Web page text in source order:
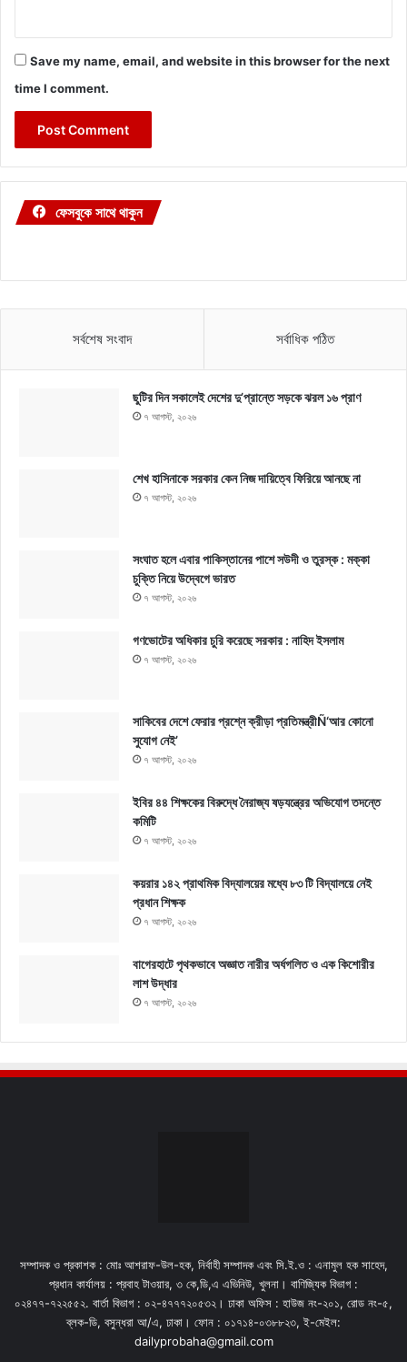
Save my name, email, and website in this browser for the next
time I comment.
ফেসবুকে সাথে থাকুন
সর্বশেষ সংবাদ সর্বাধিক পঠিত
ছুটির দিন সকালেই দেশের দু’প্রান্তে সড়কে ঝরল ১৬ প্রাণ
৭ আগস্ট, ২০২৬
শেখ হাসিনাকে সরকার কেন নিজ দায়িত্বে ফিরিয়ে আনছে না
৭ আগস্ট, ২০২৬
সংঘাত হলে এবার পাকিস্তানের পাশে সউদী ও তুরস্ক : মক্কা
চুক্তি নিয়ে উদ্বেগে ভারত
৭ আগস্ট, ২০২৬
গণভোটের অধিকার চুরি করেছে সরকার : নাহিদ ইসলাম
৭ আগস্ট, ২০২৬
সাকিবের দেশে ফেরার প্রশ্নে ক্রীড়া প্রতিমন্ত্রীÑ‘আর কোনো
সুযোগ নেই’
৭ আগস্ট, ২০২৬
ইবির ৪৪ শিক্ষকের বিরুদ্ধে নৈরাজ্য ষড়যন্ত্রের অভিযোগ তদন্তে
কমিটি
৭ আগস্ট, ২০২৬
কয়রার ১৪২ প্রাথমিক বিদ্যালয়ের মধ্যে ৮৩ টি বিদ্যালয়ে নেই
প্রধান শিক্ষক
৭ আগস্ট, ২০২৬
বাগেরহাটে পৃথকভাবে অজ্ঞাত নারীর অর্ধগলিত ও এক কিশোরীর
লাশ উদ্ধার
৭ আগস্ট, ২০২৬
সম্পাদক ও প্রকাশক : মোঃ আশরাফ-উল-হক, নির্বাহী সম্পাদক এবং সি.ই.ও : এনামুল হক সাহেদ,
প্রধান কার্যালয় : প্রবাহ টাওয়ার, ৩ কে,ডি,এ এভিনিউ, খুলনা। বাণিজ্যিক বিভাগ :
০২৪৭৭-৭২২৫৫২. বার্তা বিভাগ : ০২-৪৭৭৭২০৫৩২। ঢাকা অফিস : হাউজ নং-২০১, রোড নং-৫,
ব্লক-ডি, বসুন্ধরা আ/এ, ঢাকা। ফোন : ০১৭১৪-০৩৮৮২৩, ই-মেইল:
dailyprobaha@gmail.com